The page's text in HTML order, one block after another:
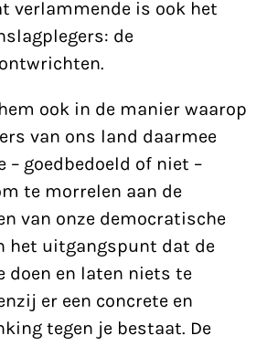
verlammende is ook het
de
ook in de manier waarop
van ons land daarmee
– goedbedoeld of niet –
te morrelen aan de
van onze democratische
het uitgangspunt dat de
doen en laten niets te
er een concrete en
tegen je bestaat. De